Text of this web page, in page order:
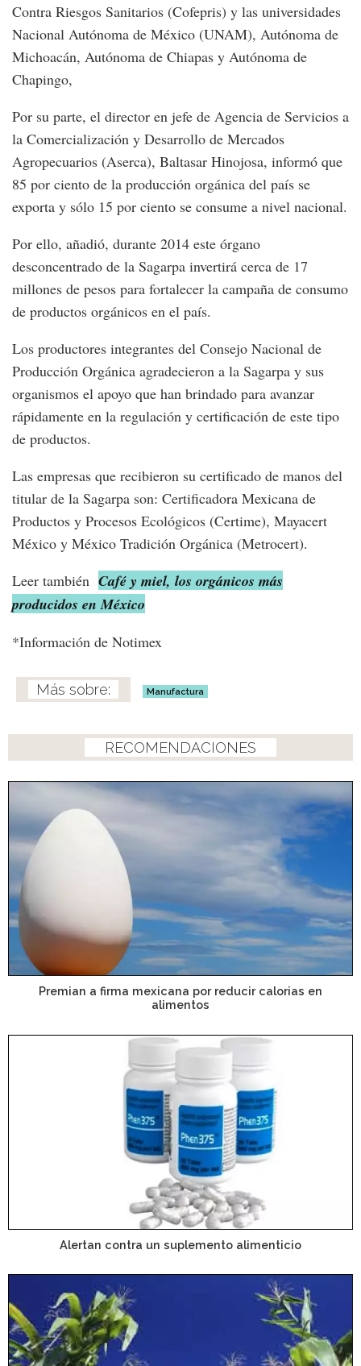
Contra Riesgos Sanitarios (Cofepris) y las universidades
Nacional Autónoma de México (UNAM), Autónoma de
Michoacán, Autónoma de Chiapas y Autónoma de
Chapingo,
Por su parte, el director en jefe de Agencia de Servicios a
la Comercialización y Desarrollo de Mercados
Agropecuarios (Aserca), Baltasar Hinojosa, informó que
85 por ciento de la producción orgánica del país se
exporta y sólo 15 por ciento se consume a nivel nacional.
Por ello, añadió, durante 2014 este órgano
desconcentrado de la Sagarpa invertirá cerca de 17
millones de pesos para fortalecer la campaña de consumo
de productos orgánicos en el país.
Los productores integrantes del Consejo Nacional de
Producción Orgánica agradecieron a la Sagarpa y sus
organismos el apoyo que han brindado para avanzar
rápidamente en la regulación y certificación de este tipo
de productos.
Las empresas que recibieron su certificado de manos del
titular de la Sagarpa son: Certificadora Mexicana de
Productos y Procesos Ecológicos (Certime), Mayacert
México y México Tradición Orgánica (Metrocert).
Leer también Café y miel, los orgánicos más
producidos en México
*Información de Notimex
Manufactura
RECOMENDACIONES
Premian a firma mexicana por reducir calorias en
alimentos
Alertan contra un suplemento alimenticio